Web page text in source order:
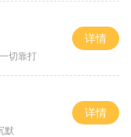
切靠打
详情
默
详情